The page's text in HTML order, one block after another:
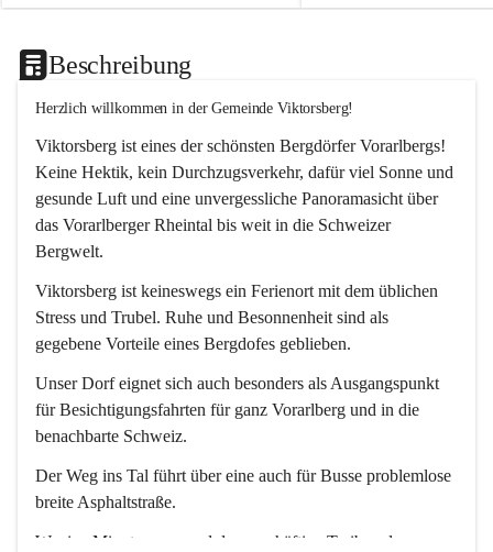
Beschreibung
Herzlich willkommen in der Gemeinde Viktorsberg!
Viktorsberg ist eines der schönsten Bergdörfer Vorarlbergs!
Keine Hektik, kein Durchzugsverkehr, dafür viel Sonne und
gesunde Luft und eine unvergessliche Panoramasicht über
das Vorarlberger Rheintal bis weit in die Schweizer
Bergwelt.
Viktorsberg ist keineswegs ein Ferienort mit dem üblichen
Stress und Trubel. Ruhe und Besonnenheit sind als
gegebene Vorteile eines Bergdofes geblieben.
Unser Dorf eignet sich auch besonders als Ausgangspunkt
für Besichtigungsfahrten für ganz Vorarlberg und in die
benachbarte Schweiz.
Der Weg ins Tal führt über eine auch für Busse problemlose
breite Asphaltstraße.
Wenige Minuten nur, und das geschäftige Treiben der